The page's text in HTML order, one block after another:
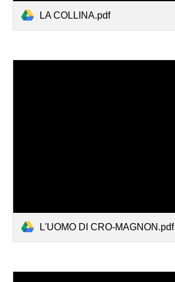
LA COLLINA.pdf
L'UOMO DI CRO-MAGNON.pdf